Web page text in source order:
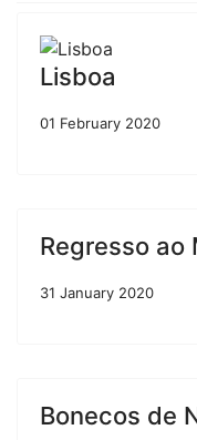
Lisboa
01 February 2020
Regresso ao
31 January 2020
Bonecos de